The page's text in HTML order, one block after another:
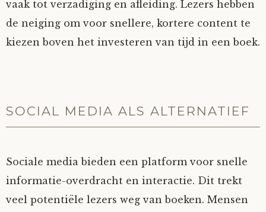
vaak tot verzadiging en afleiding. Lezers hebben
de neiging om voor snellere, kortere content te
kiezen boven het investeren van tijd in een boek.
SOCIAL MEDIA ALS ALTERNATIEF
Sociale media bieden een platform voor snelle
informatie-overdracht en interactie. Dit trekt
veel potentiële lezers weg van boeken. Mensen